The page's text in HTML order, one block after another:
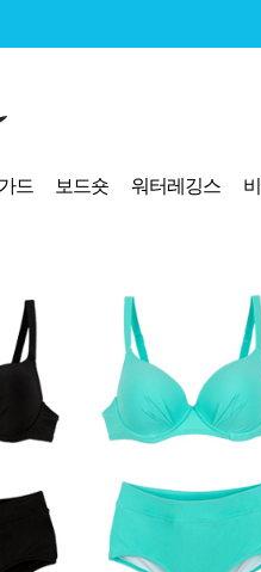
드 보드숏 워터레깅스